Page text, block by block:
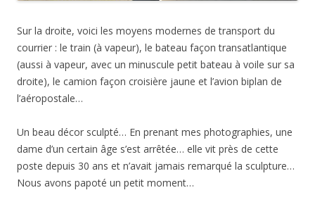
Sur la droite, voici les moyens modernes de transport du
courrier : le train (à vapeur), le bateau façon transatlantique
(aussi à vapeur, avec un minuscule petit bateau à voile sur sa
droite), le camion façon croisière jaune et l’avion biplan de
l’aéropostale…
Un beau décor sculpté… En prenant mes photographies, une
dame d’un certain âge s’est arrêtée… elle vit près de cette
poste depuis 30 ans et n’avait jamais remarqué la sculpture…
Nous avons papoté un petit moment…